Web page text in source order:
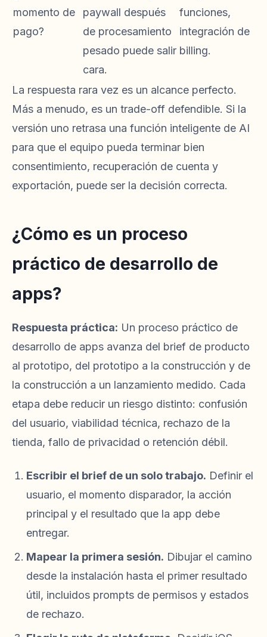
momento de
pago?
paywall después
de procesamiento
pesado puede salir
cara.
funciones,
integración de
billing.
La respuesta rara vez es un alcance perfecto.
Más a menudo, es un trade-off defendible. Si la
versión uno retrasa una función inteligente de AI
para que el equipo pueda terminar bien
consentimiento, recuperación de cuenta y
exportación, puede ser la decisión correcta.
¿Cómo es un proceso
práctico de desarrollo de
apps?
Respuesta práctica: Un proceso práctico de
desarrollo de apps avanza del brief de producto
al prototipo, del prototipo a la construcción y de
la construcción a un lanzamiento medido. Cada
etapa debe reducir un riesgo distinto: confusión
del usuario, viabilidad técnica, rechazo de la
tienda, fallo de privacidad o retención débil.
Escribir el brief de un solo trabajo. Definir el
usuario, el momento disparador, la acción
principal y el resultado que la app debe
entregar.
Mapear la primera sesión. Dibujar el camino
desde la instalación hasta el primer resultado
útil, incluidos prompts de permisos y estados
de rechazo.